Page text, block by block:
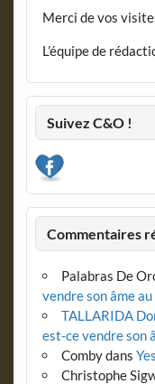
Merci de vos
L’équipe de
Suivez C&O !
Commentaires
Palabras De
vendre son âme au
TALLARIDA
est-ce vendre son
Combydans
Christophe